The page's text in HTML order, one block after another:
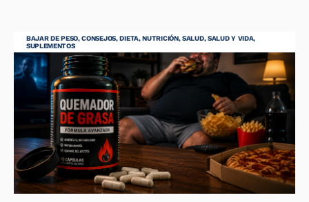
BAJAR DE PESO,CONSEJOS,DIETA,NUTRICIÓN,SALUD,SALUD Y VIDA,
SUPLEMENTOS